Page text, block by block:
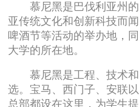
慕尼黑是巴伐利亚州的
亚传统文化和创新科技而
啤酒节等活动的举办地，
大学的所在地。
慕尼黑是工程、技术和
选。宝马、西门子、安联
总部都设在这里，为学生